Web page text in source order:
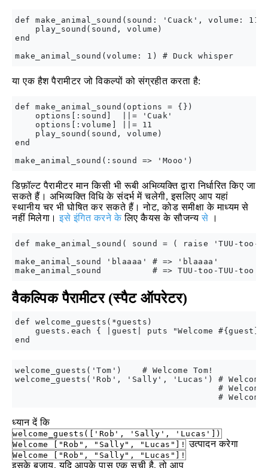
def make_animal_sound(sound: 'Cuack', volume: 11)
    play_sound(sound, volume)
end
या एक हैश पैरामीटर जो विकल्पों को संग्रहीत करता है:
def make_animal_sound(options = {})
    options[:sound]  ||= 'Cuak'
    options[:volume] ||= 11
    play_sound(sound, volume)
end
डिफ़ॉल्ट पैरामीटर मान किसी भी रूबी अभिव्यक्ति द्वारा निर्धारित किए जा
सकते हैं। अभिव्यक्ति विधि के संदर्भ में चलेगी, इसलिए आप यहां
स्थानीय चर भी घोषित कर सकते हैं। नोट, कोड समीक्षा के माध्यम से
नहीं मिलेगा।इसे इंगित करने के लिए कैयस के सौजन्यसे ।
def make_animal_sound( sound = ( raise 'TUU-
make_animal_sound 'blaaaa' # => 'blaaaa'
वैकल्पिक पैरामीटर (स्पैट ऑपरेटर)
def welcome_guests(*guests)
guests.each { |guest| puts "Welcome
welcome_guests('Tom')    # Welcome Tom!
welcome_guests('Rob', 'Sally', 'Lucas') # Welcome
# Welcome
ध्यान दें कि
welcome_guests(['Rob', 'Sally', 'Lucas'])
Welcome ["Rob", "Sally", "Lucas"]! उत्पादन करेगा
Welcome ["Rob", "Sally", "Lucas"]!
इसके बजाय, यदि आपके पास एक सूची है, तो आप